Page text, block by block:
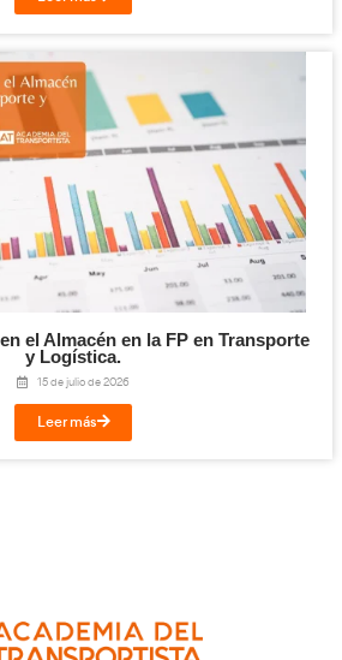
Calidad y Marketing en el
para la FP en Transporte y
24 de julio de 2026